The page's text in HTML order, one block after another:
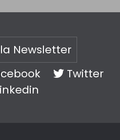
Newsletter
Twitter